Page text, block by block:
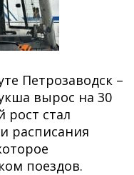
Петрозаводск –
вырос на 30
рост стал
расписания
поездов.